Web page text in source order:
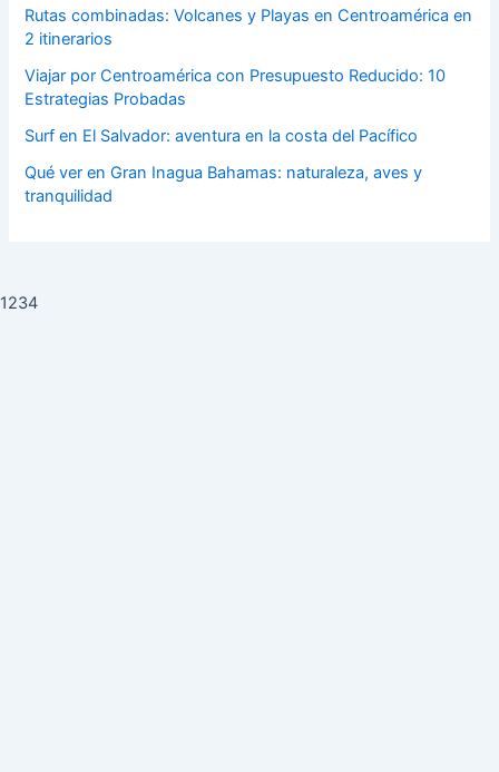
Rutas combinadas: Volcanes y Playas en Centroamérica en
2 itinerarios
Viajar por Centroamérica con Presupuesto Reducido: 10
Estrategias Probadas
Surf en El Salvador: aventura en la costa del Pacífico
Qué ver en Gran Inagua Bahamas: naturaleza, aves y
tranquilidad
1234